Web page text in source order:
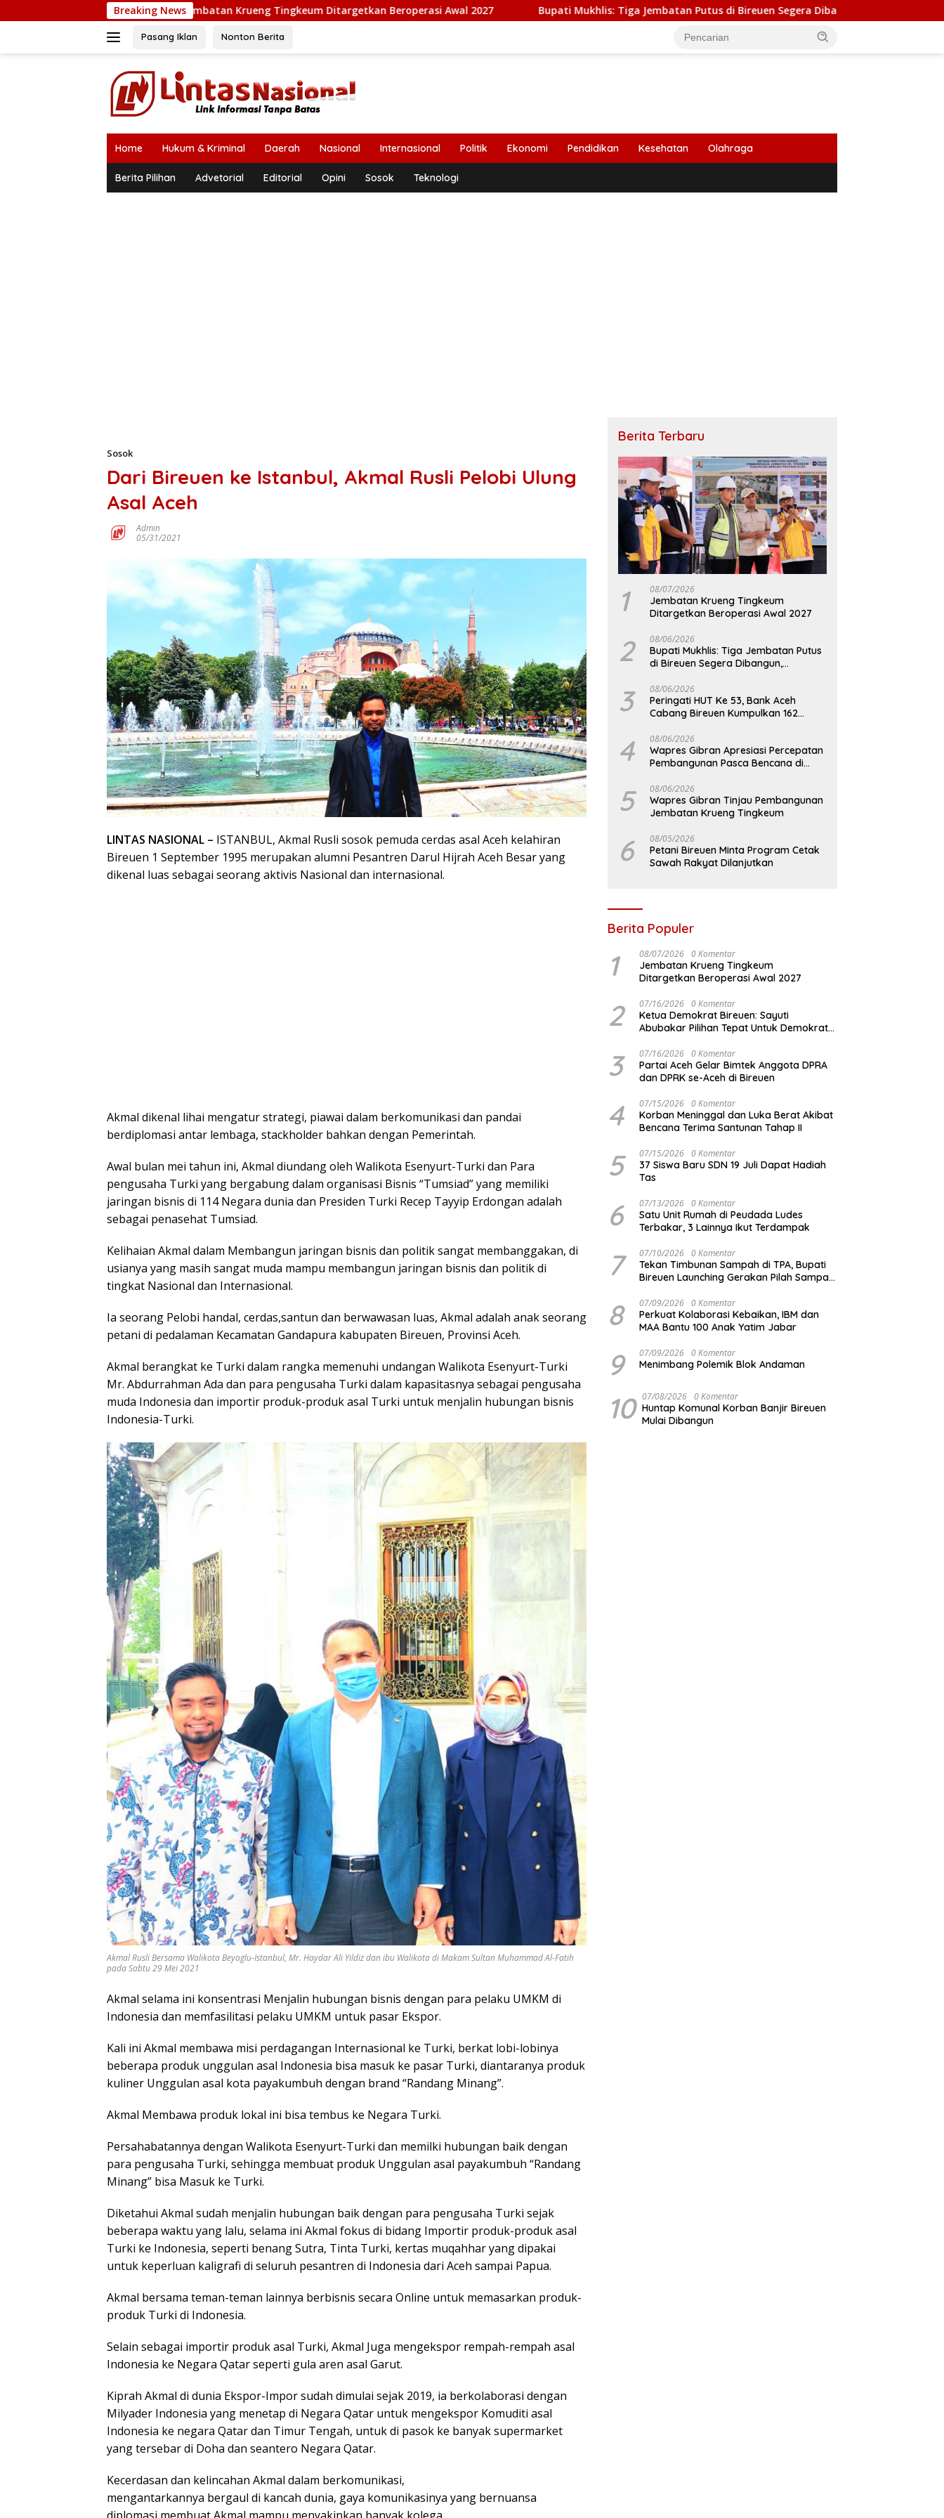
ke
Breaking News
Jembatan Krueng Tingkeum Ditargetkan Beroperasi Awal 2027 Bupati Mukhlis: Tiga Jembatan Putus di Bireuen Segera Dibangun, Anggaran Capai 500 M
Pasang Iklan Nonton Berita
Home Hukum & Kriminal Daerah Nasional Internasional Politik Ekonomi Pendidikan Kesehatan Olahraga
Berita Pilihan Advetorial Editorial Opini Sosok Teknologi
Sosok
Dari Bireuen ke Istanbul, Akmal Rusli Pelobi Ulung
Asal Aceh
Admin
05/31/2021
LINTAS NASIONAL – ISTANBUL, Akmal Rusli sosok pemuda cerdas asal Aceh kelahiran
Bireuen 1 September 1995 merupakan alumni Pesantren Darul Hijrah Aceh Besar yang
dikenal luas sebagai seorang aktivis Nasional dan internasional.
Akmal dikenal lihai mengatur strategi, piawai dalam berkomunikasi dan pandai
berdiplomasi antar lembaga, stackholder bahkan dengan Pemerintah.
Awal bulan mei tahun ini, Akmal diundang oleh Walikota Esenyurt-Turki dan Para
pengusaha Turki yang bergabung dalam organisasi Bisnis “Tumsiad” yang memiliki
jaringan bisnis di 114 Negara dunia dan Presiden Turki Recep Tayyip Erdongan adalah
sebagai penasehat Tumsiad.
Kelihaian Akmal dalam Membangun jaringan bisnis dan politik sangat membanggakan, di
usianya yang masih sangat muda mampu membangun jaringan bisnis dan politik di
tingkat Nasional dan Internasional.
Ia seorang Pelobi handal, cerdas,santun dan berwawasan luas, Akmal adalah anak seorang
petani di pedalaman Kecamatan Gandapura kabupaten Bireuen, Provinsi Aceh.
Akmal berangkat ke Turki dalam rangka memenuhi undangan Walikota Esenyurt-Turki
Mr. Abdurrahman Ada dan para pengusaha Turki dalam kapasitasnya sebagai pengusaha
muda Indonesia dan importir produk-produk asal Turki untuk menjalin hubungan bisnis
Indonesia-Turki.
Akmal Rusli Bersama Walikota Beyoglu-Istanbul, Mr. Haydar Ali Yildiz dan ibu Walikota di Makam Sultan Muhammad Al-Fatih
pada Sabtu 29 Mei 2021
Akmal selama ini konsentrasi Menjalin hubungan bisnis dengan para pelaku UMKM di
Indonesia dan memfasilitasi pelaku UMKM untuk pasar Ekspor.
Kali ini Akmal membawa misi perdagangan Internasional ke Turki, berkat lobi-lobinya
beberapa produk unggulan asal Indonesia bisa masuk ke pasar Turki, diantaranya produk
kuliner Unggulan asal kota payakumbuh dengan brand “Randang Minang”.
Akmal Membawa produk lokal ini bisa tembus ke Negara Turki.
Persahabatannya dengan Walikota Esenyurt-Turki dan memilki hubungan baik dengan
para pengusaha Turki, sehingga membuat produk Unggulan asal payakumbuh “Randang
Minang” bisa Masuk ke Turki.
Diketahui Akmal sudah menjalin hubungan baik dengan para pengusaha Turki sejak
beberapa waktu yang lalu, selama ini Akmal fokus di bidang Importir produk-produk asal
Turki ke Indonesia, seperti benang Sutra, Tinta Turki, kertas muqahhar yang dipakai
untuk keperluan kaligrafi di seluruh pesantren di Indonesia dari Aceh sampai Papua.
Akmal bersama teman-teman lainnya berbisnis secara Online untuk memasarkan produk-
produk Turki di Indonesia.
Selain sebagai importir produk asal Turki, Akmal Juga mengekspor rempah-rempah asal
Indonesia ke Negara Qatar seperti gula aren asal Garut.
Kiprah Akmal di dunia Ekspor-Impor sudah dimulai sejak 2019, ia berkolaborasi dengan
Milyader Indonesia yang menetap di Negara Qatar untuk mengekspor Komuditi asal
Indonesia ke negara Qatar dan Timur Tengah, untuk di pasok ke banyak supermarket
yang tersebar di Doha dan seantero Negara Qatar.
Kecerdasan dan kelincahan Akmal dalam berkomunikasi,
mengantarkannya bergaul di kancah dunia, gaya komunikasinya yang bernuansa
diplomasi membuat Akmal mampu menyakinkan banyak kolega.
Berita Terbaru
1 08/07/2026
Jembatan Krueng Tingkeum
Ditargetkan Beroperasi Awal 2027
2 08/06/2026
Bupati Mukhlis: Tiga Jembatan Putus
di Bireuen Segera Dibangun,
3 08/06/2026
Peringati HUT Ke 53, Bank Aceh
Cabang Bireuen Kumpulkan 162
4 08/06/2026
Wapres Gibran Apresiasi Percepatan
Pembangunan Pasca Bencana di
5 08/06/2026
Wapres Gibran Tinjau Pembangunan
Jembatan Krueng Tingkeum
6 08/05/2026
Petani Bireuen Minta Program Cetak
Sawah Rakyat Dilanjutkan
Berita Populer
1 08/07/2026 0 Komentar
Jembatan Krueng Tingkeum
Ditargetkan Beroperasi Awal 2027
2 07/16/2026 0 Komentar
Ketua Demokrat Bireuen: Sayuti
Abubakar Pilihan Tepat Untuk Demokrat
3 07/16/2026 0 Komentar
Partai Aceh Gelar Bimtek Anggota DPRA
dan DPRK se-Aceh di Bireuen
4 07/15/2026 0 Komentar
Korban Meninggal dan Luka Berat Akibat
Bencana Terima Santunan Tahap II
5 07/15/2026 0 Komentar
37 Siswa Baru SDN 19 Juli Dapat Hadiah
Tas
6 07/13/2026 0 Komentar
Satu Unit Rumah di Peudada Ludes
Terbakar, 3 Lainnya Ikut Terdampak
7 07/10/2026 0 Komentar
Tekan Timbunan Sampah di TPA, Bupati
Bireuen Launching Gerakan Pilah Sampah
8 07/09/2026 0 Komentar
Perkuat Kolaborasi Kebaikan, IBM dan
MAA Bantu 100 Anak Yatim Jabar
9 07/09/2026 0 Komentar
Menimbang Polemik Blok Andaman
10 07/08/2026 0 Komentar
Huntap Komunal Korban Banjir Bireuen
Mulai Dibangun